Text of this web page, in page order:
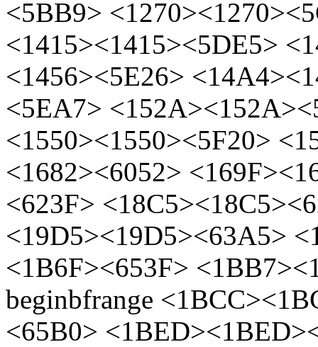
<5BB9>
<1415><1415><5DE5>
<1456><5E26>
<5EA7>
<1550><1550><5F20>
<1682><6052>
<623F>
<19D5><19D5><63A5>
<1B6F><653F>
beginbfrange
<65B0>